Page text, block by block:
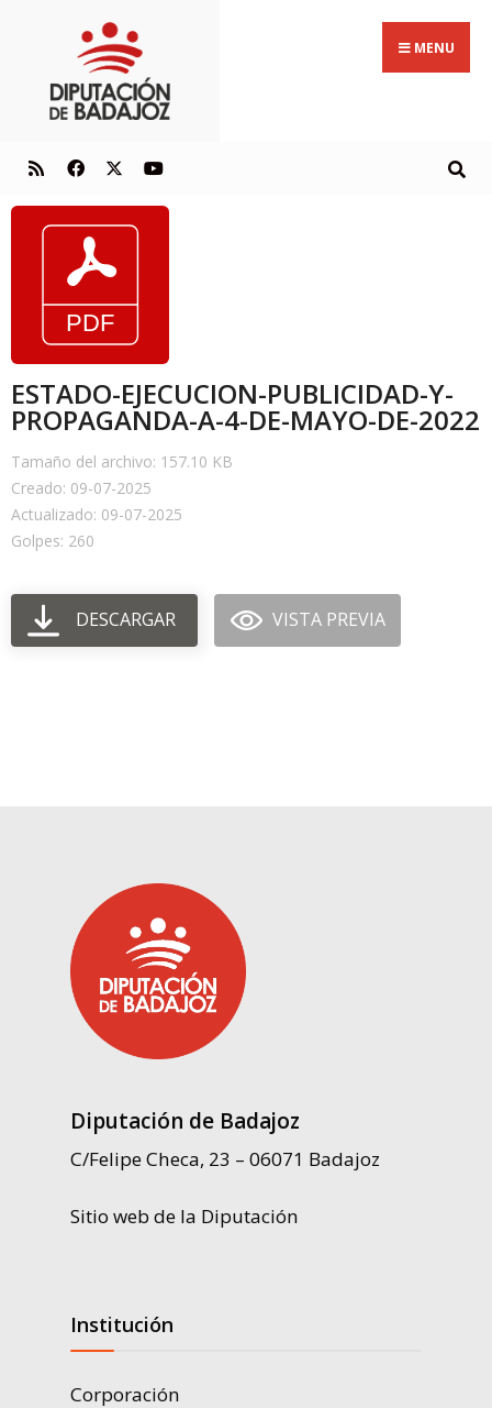
MENU
ESTADO-EJECUCION-PUBLICIDAD-Y-
PROPAGANDA-A-4-DE-MAYO-DE-2022
Tamaño del archivo: 157.10 KB
Creado: 09-07-2025
Actualizado: 09-07-2025
Golpes: 260
DESCARGAR VISTA PREVIA
Diputación de Badajoz
C/Felipe Checa, 23 – 06071 Badajoz
Sitio web de la Diputación
Institución
Corporación